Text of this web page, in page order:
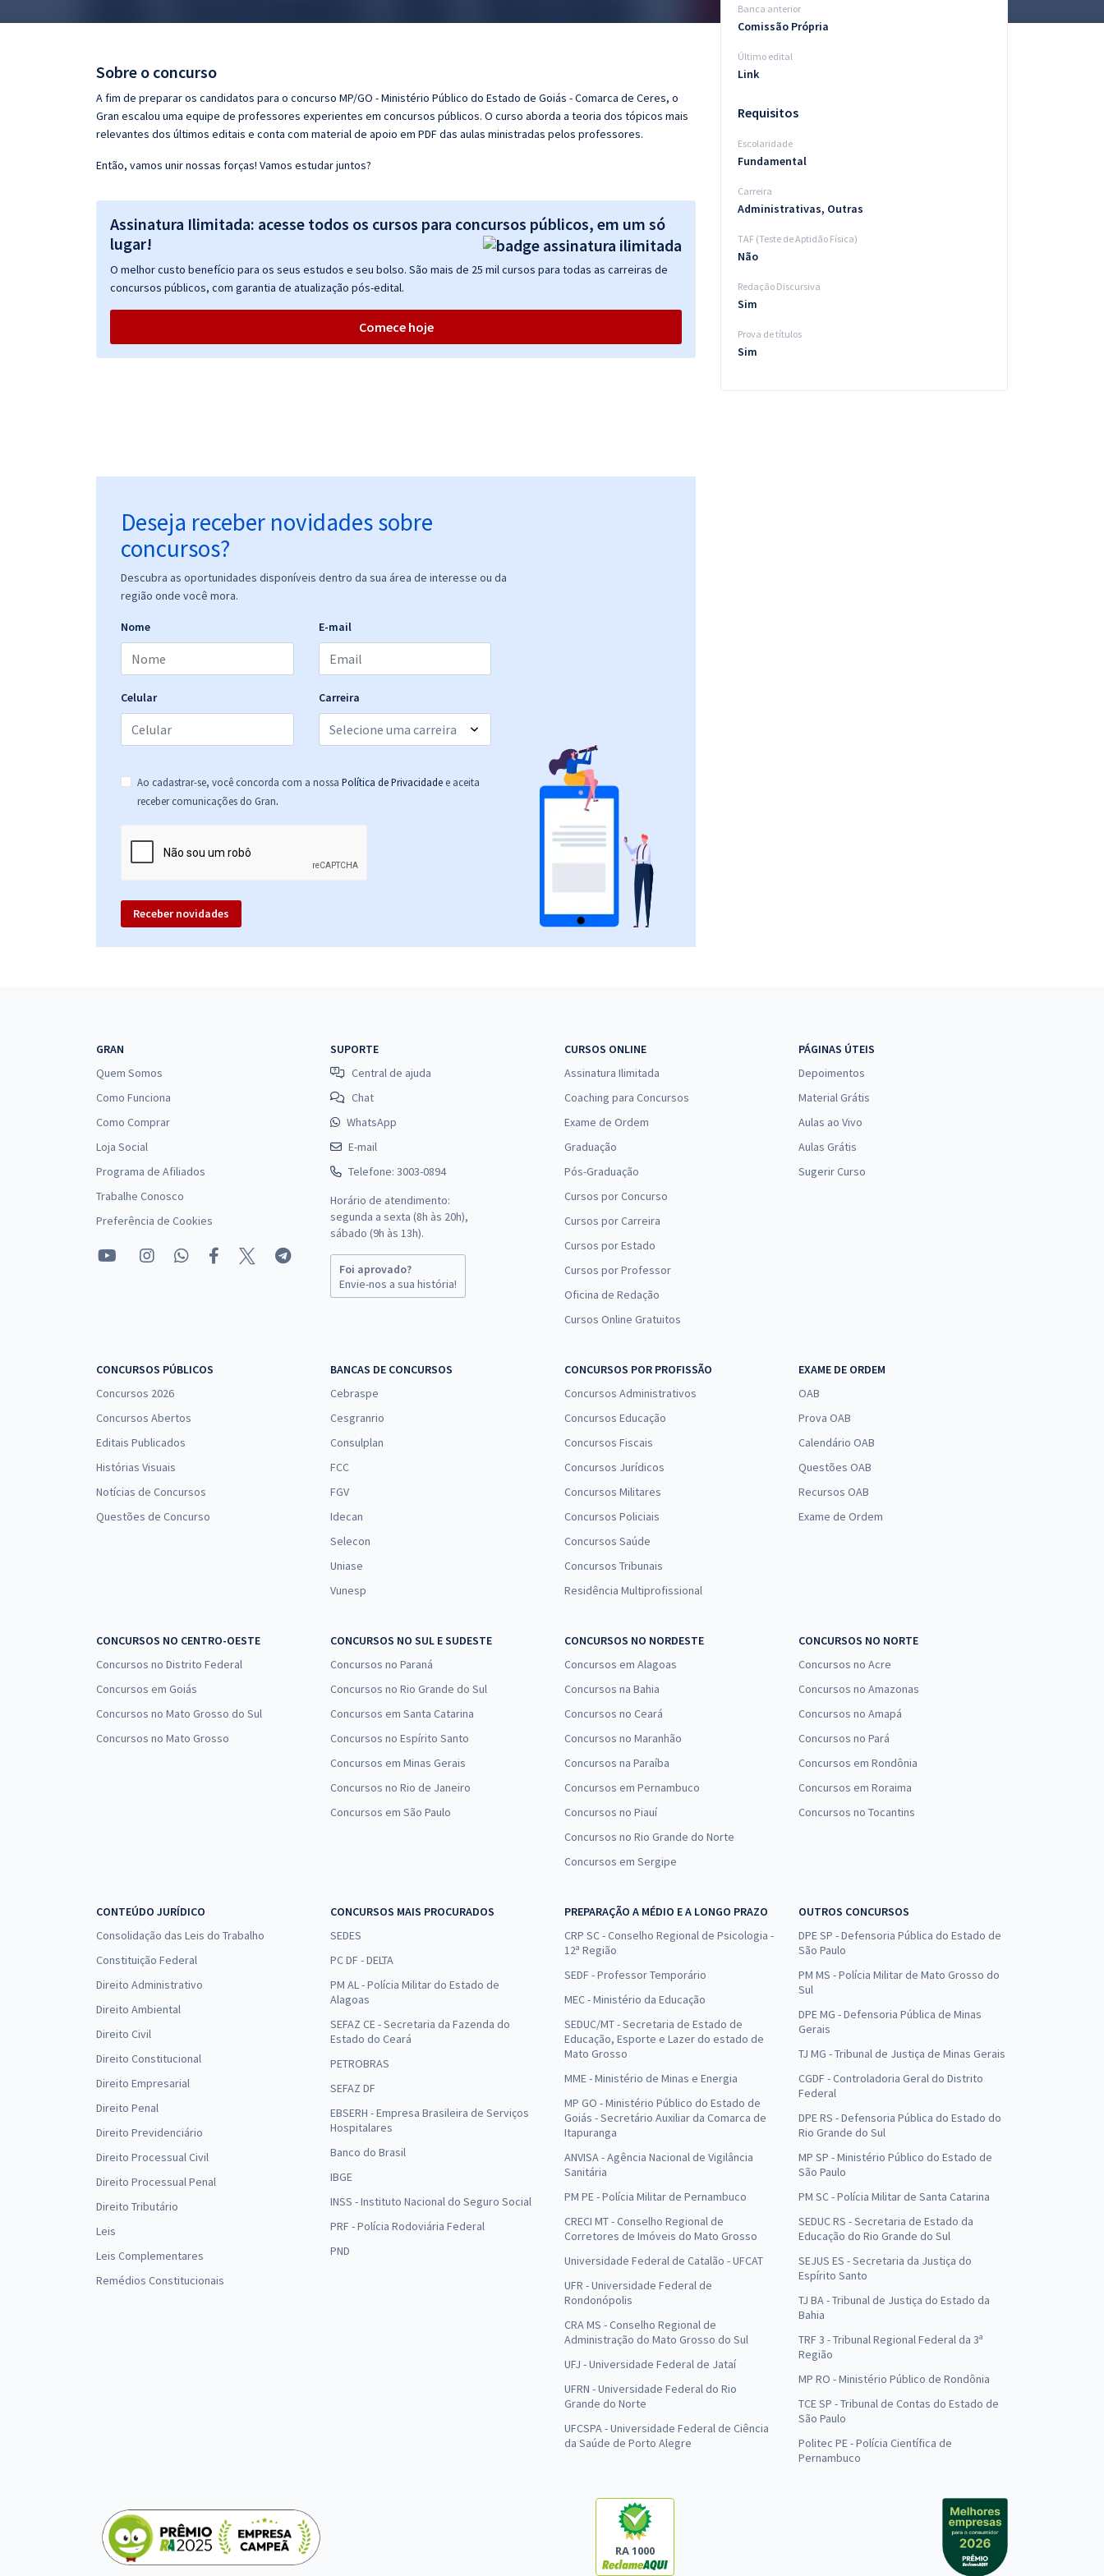
Questões grátis
Conteúdo gratuito
Sobre o concurso
A fim de preparar os candidatos para o concurso MP/GO - Ministério Público do Estado de Goiás - Comarca de Ceres, o
Gran escalou uma equipe de professores experientes em concursos públicos. O curso aborda a teoria dos tópicos mais
relevantes dos últimos editais e conta com material de apoio em PDF das aulas ministradas pelos professores.
Então, vamos unir nossas forças! Vamos estudar juntos?
Assinatura Ilimitada: acesse todos os cursos para concursos públicos, em um só
lugar!
O melhor custo benefício para os seus estudos e seu bolso. São mais de 25 mil cursos para todas as carreiras de
concursos públicos, com garantia de atualização pós-edital.
Comece hoje
Deseja receber novidades sobre
concursos?
Descubra as oportunidades disponíveis dentro da sua área de interesse ou da
região onde você mora.
Nome E-mail
Celular Carreira
Ao cadastrar-se, você concorda com a nossa Política de Privacidade e aceita
receber comunicações do Gran.
Receber novidades
Banca anterior
Comissão Própria
Último edital
Link
Requisitos
Escolaridade
Fundamental
Carreira
Administrativas, Outras
TAF (Teste de Aptidão Física)
Não
Redação Discursiva
Sim
Prova de títulos
Sim
GRAN
Quem Somos
Como Funciona
Como Comprar
Loja Social
Programa de Afiliados
Trabalhe Conosco
Preferência de Cookies
SUPORTE
Central de ajuda
Chat
WhatsApp
E-mail
Telefone: 3003-0894
Horário de atendimento:
segunda a sexta (8h às 20h),
sábado (9h às 13h).
Foi aprovado?
Envie-nos a sua história!
CURSOS ONLINE
Assinatura Ilimitada
Coaching para Concursos
Exame de Ordem
Graduação
Pós-Graduação
Cursos por Concurso
Cursos por Carreira
Cursos por Estado
Cursos por Professor
Oficina de Redação
Cursos Online Gratuitos
PÁGINAS ÚTEIS
Depoimentos
Material Grátis
Aulas ao Vivo
Aulas Grátis
Sugerir Curso
CONCURSOS PÚBLICOS
Concursos 2026
Concursos Abertos
Editais Publicados
Histórias Visuais
Notícias de Concursos
Questões de Concurso
BANCAS DE CONCURSOS
Cebraspe
Cesgranrio
Consulplan
FCC
FGV
Idecan
Selecon
Uniase
Vunesp
CONCURSOS POR PROFISSÃO
Concursos Administrativos
Concursos Educação
Concursos Fiscais
Concursos Jurídicos
Concursos Militares
Concursos Policiais
Concursos Saúde
Concursos Tribunais
Residência Multiprofissional
EXAME DE ORDEM
OAB
Prova OAB
Calendário OAB
Questões OAB
Recursos OAB
Exame de Ordem
CONCURSOS NO CENTRO-OESTE
Concursos no Distrito Federal
Concursos em Goiás
Concursos no Mato Grosso do Sul
Concursos no Mato Grosso
CONCURSOS NO SUL E SUDESTE
Concursos no Paraná
Concursos no Rio Grande do Sul
Concursos em Santa Catarina
Concursos no Espírito Santo
Concursos em Minas Gerais
Concursos no Rio de Janeiro
Concursos em São Paulo
CONCURSOS NO NORDESTE
Concursos em Alagoas
Concursos na Bahia
Concursos no Ceará
Concursos no Maranhão
Concursos na Paraíba
Concursos em Pernambuco
Concursos no Piauí
Concursos no Rio Grande do Norte
Concursos em Sergipe
CONCURSOS NO NORTE
Concursos no Acre
Concursos no Amazonas
Concursos no Amapá
Concursos no Pará
Concursos em Rondônia
Concursos em Roraima
Concursos no Tocantins
CONTEÚDO JURÍDICO
Consolidação das Leis do Trabalho
Constituição Federal
Direito Administrativo
Direito Ambiental
Direito Civil
Direito Constitucional
Direito Empresarial
Direito Penal
Direito Previdenciário
Direito Processual Civil
Direito Processual Penal
Direito Tributário
Leis
Leis Complementares
Remédios Constitucionais
CONCURSOS MAIS PROCURADOS
SEDES
PC DF - DELTA
PM AL - Polícia Militar do Estado de
Alagoas
SEFAZ CE - Secretaria da Fazenda do
Estado do Ceará
PETROBRAS
SEFAZ DF
EBSERH - Empresa Brasileira de Serviços
Hospitalares
Banco do Brasil
IBGE
INSS - Instituto Nacional do Seguro Social
PRF - Polícia Rodoviária Federal
PND
PREPARAÇÃO A MÉDIO E A LONGO PRAZO
CRP SC - Conselho Regional de Psicologia -
12ª Região
SEDF - Professor Temporário
MEC - Ministério da Educação
SEDUC/MT - Secretaria de Estado de
Educação, Esporte e Lazer do estado de
Mato Grosso
MME - Ministério de Minas e Energia
MP GO - Ministério Público do Estado de
Goiás - Secretário Auxiliar da Comarca de
Itapuranga
ANVISA - Agência Nacional de Vigilância
Sanitária
PM PE - Polícia Militar de Pernambuco
CRECI MT - Conselho Regional de
Corretores de Imóveis do Mato Grosso
Universidade Federal de Catalão - UFCAT
UFR - Universidade Federal de
Rondonópolis
CRA MS - Conselho Regional de
Administração do Mato Grosso do Sul
UFJ - Universidade Federal de Jataí
UFRN - Universidade Federal do Rio
Grande do Norte
UFCSPA - Universidade Federal de Ciência
da Saúde de Porto Alegre
OUTROS CONCURSOS
DPE SP - Defensoria Pública do Estado de
São Paulo
PM MS - Polícia Militar de Mato Grosso do
Sul
DPE MG - Defensoria Pública de Minas
Gerais
TJ MG - Tribunal de Justiça de Minas Gerais
CGDF - Controladoria Geral do Distrito
Federal
DPE RS - Defensoria Pública do Estado do
Rio Grande do Sul
MP SP - Ministério Público do Estado de
São Paulo
PM SC - Polícia Militar de Santa Catarina
SEDUC RS - Secretaria de Estado da
Educação do Rio Grande do Sul
SEJUS ES - Secretaria da Justiça do
Espírito Santo
TJ BA - Tribunal de Justiça do Estado da
Bahia
TRF 3 - Tribunal Regional Federal da 3ª
Região
MP RO - Ministério Público de Rondônia
TCE SP - Tribunal de Contas do Estado de
São Paulo
Politec PE - Polícia Científica de
Pernambuco
RA 1000